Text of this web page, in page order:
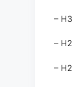
–
–
–